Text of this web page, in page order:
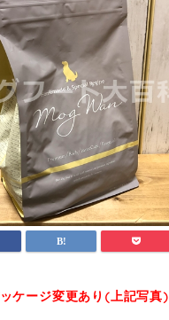
ケージ変更あり(上記写真)